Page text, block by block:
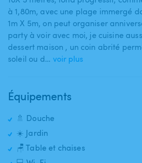
à 1​,​80m​,​ avec une plage immergé
1m X 5m​,​ on peut organiser
party à voir avec moi​,​ je cuisine
dessert maison ​,​ un coin abrité
soleil ou d… voir plus
Équipements
🚿 Douche
☀️ Jardin
🪑 Table et chaises